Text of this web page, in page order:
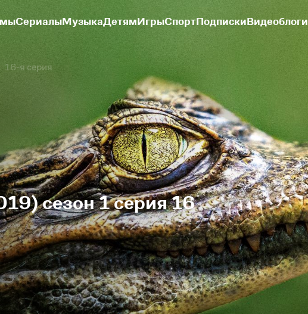
СериалыМузыкаДетямИгрыСпортПодпискиВидеоблоги
16-я серия
сезон 1 серия 16